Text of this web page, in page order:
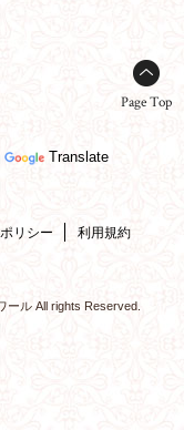
Page Top
Translate
リシー 利用規約
ール All rights Reserved.